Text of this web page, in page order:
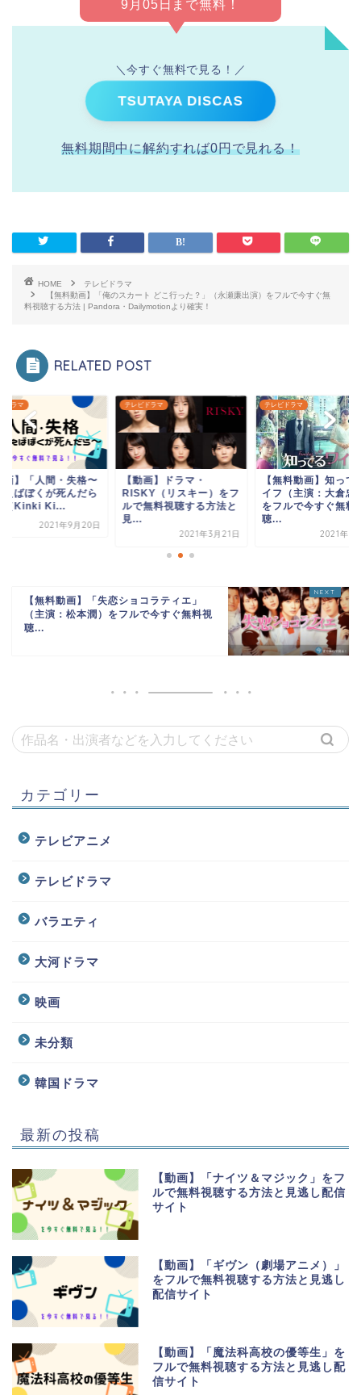
9月05日まで無料！
＼今すぐ無料で見る！／
TSUTAYA DISCAS
無料期間中に解約すれば0円で見れる！
HOME
テレビドラマ
【無料動画】「俺のスカート どこ行った？」（永瀬廉出演）をフルで今すぐ無
料視聴する方法 | Pandora・Dailymotionより確実！
RELATED POST
ドラマ
画】「人間・失格〜
えばぼくが死んだら
（Kinki Ki...
2021年9月20日
テレビドラマ
【動画】ドラマ・
RISKY（リスキー）をフ
ルで無料視聴する方法と
見...
2021年3月21日
テレビドラマ
【無料動画】知って
イフ（主演：大倉忠
をフルで今すぐ無料
聴...
2021年3
【無料動画】「失恋ショコラティエ」
（主演：松本潤）をフルで今すぐ無料視
聴...
カテゴリー
テレビアニメ
テレビドラマ
バラエティ
大河ドラマ
映画
未分類
韓国ドラマ
最新の投稿
【動画】「ナイツ＆マジック」をフ
ルで無料視聴する方法と見逃し配信
サイト
【動画】「ギヴン（劇場アニメ）」
をフルで無料視聴する方法と見逃し
配信サイト
【動画】「魔法科高校の優等生」を
フルで無料視聴する方法と見逃し配
信サイト